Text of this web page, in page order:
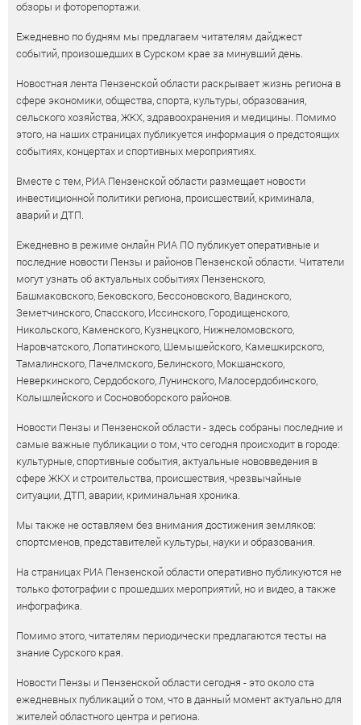
обзоры и фоторепортажи.
Ежедневно по будням мы предлагаем читателям дайджест
событий, произошедших в Сурском крае за минувший день.
Новостная лента Пензенской области раскрывает жизнь региона в
сфере экономики, общества, спорта, культуры, образования,
сельского хозяйства, ЖКХ, здравоохранения и медицины. Помимо
этого, на наших страницах публикуется информация о предстоящих
событиях, концертах и спортивных мероприятиях.
Вместе с тем, РИА Пензенской области размещает новости
инвестиционной политики региона, происшествий, криминала,
аварий и ДТП.
Ежедневно в режиме онлайн РИА ПО публикует оперативные и
последние новости Пензы и районов Пензенской области. Читатели
могут узнать об актуальных событиях Пензенского,
Башмаковского, Бековского, Бессоновского, Вадинского,
Земетчинского, Спасского, Иссинского, Городищенского,
Никольского, Каменского, Кузнецкого, Нижнеломовского,
Наровчатского, Лопатинского, Шемышейского, Камешкирского,
Тамалинского, Пачелмского, Белинского, Мокшанского,
Неверкинского, Сердобского, Лунинского, Малосердобинского,
Колышлейского и Сосновоборского районов.
Новости Пензы и Пензенской области - здесь собраны последние и
самые важные публикации о том, что сегодня происходит в городе:
культурные, спортивные события, актуальные нововведения в
сфере ЖКХ и строительства, происшествия, чрезвычайные
ситуации, ДТП, аварии, криминальная хроника.
Мы также не оставляем без внимания достижения земляков:
спортсменов, представителей культуры, науки и образования.
На страницах РИА Пензенской области оперативно публикуются не
только фотографии с прошедших мероприятий, но и видео, а также
инфографика.
Помимо этого, читателям периодически предлагаются тесты на
знание Сурского края.
Новости Пензы и Пензенской области сегодня - это около ста
ежедневных публикаций о том, что в данный момент актуально для
жителей областного центра и региона.